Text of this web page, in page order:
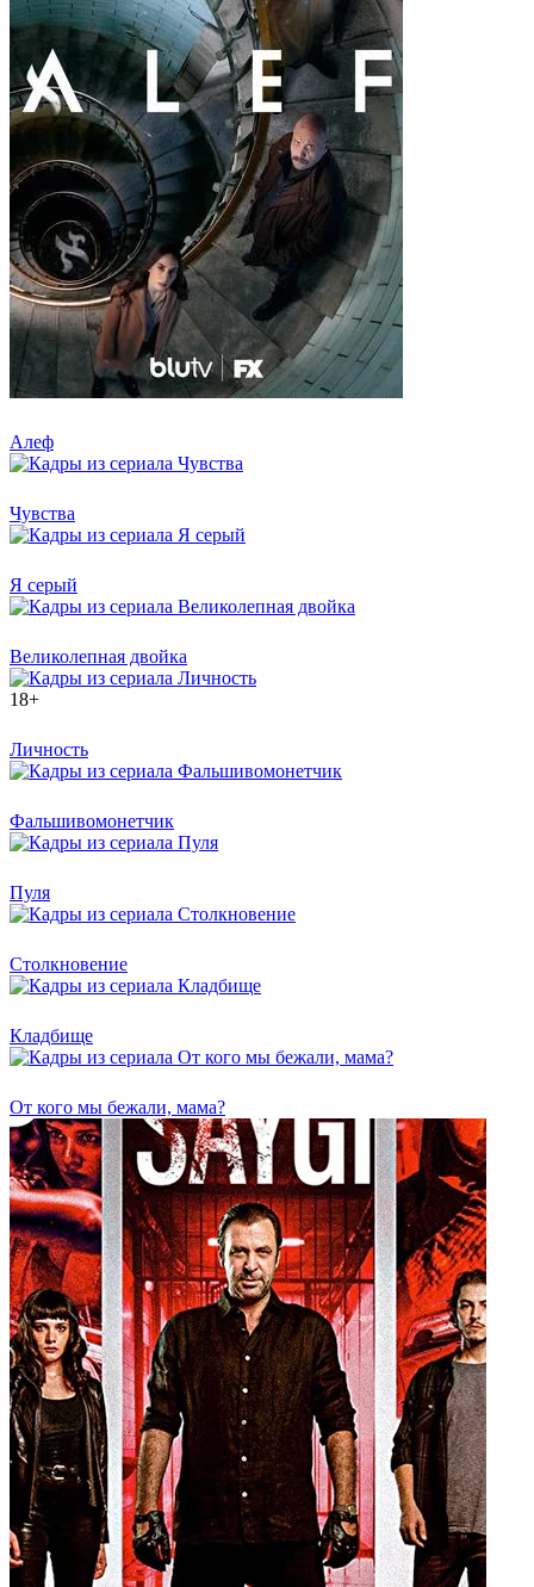
Алеф
Чувства
Я серый
Великолепная двойка
18+
Личность
Фальшивомонетчик
Пуля
Столкновение
Кладбище
От кого мы бежали, мама?